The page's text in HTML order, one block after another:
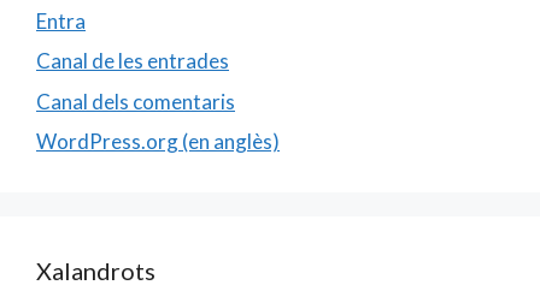
Entra
Canal de les entrades
Canal dels comentaris
WordPress.org (en anglès)
Xalandrots